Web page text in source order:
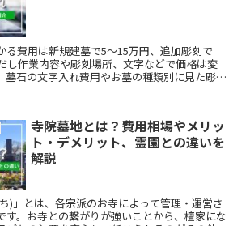
る費用は新規建墓で5〜15万円、追加彫刻で
し作業内容や彫刻場所、文字などで価格は変
墓石の文字入れ費用やお墓の種類別に見た彫刻
寺院墓地とは？費用相場やメリッ
ト・デメリット、霊園との違いを
解説
)」とは、各宗派のお寺によって管理・運営さ
す。お寺との繋がりが強いことから、檀家にな